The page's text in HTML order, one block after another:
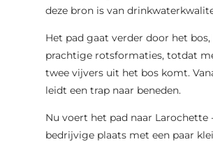
deze bron is van
Het pad gaat verder door het bos,
prachtige rotsformaties, totdat
twee vijvers uit het bos komt.
leidt een trap naar beneden.
Nu voert het pad naar Larochette
bedrijvige plaats met een paar